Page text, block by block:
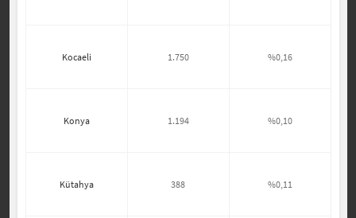
Kocaeli 1.750 %0,16
Konya 1.194 %0,10
Kütahya 388 %0,11